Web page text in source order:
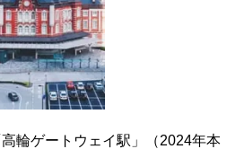
輪ゲートウェイ駅」（2024年本